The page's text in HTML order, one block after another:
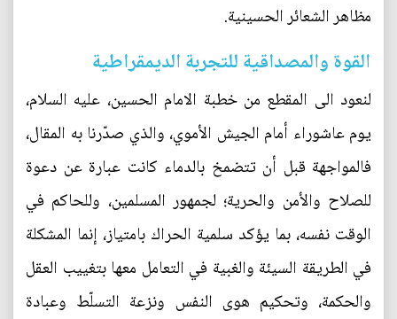
مظاهر الشعائر الحسينية.
القوة والمصداقية للتجربة الديمقراطية
لنعود الى المقطع من خطبة الامام الحسين، عليه السلام،
يوم عاشوراء أمام الجيش الأموي، والذي صدّرنا به المقال،
فالمواجهة قبل أن تتضمخ بالدماء كانت عبارة عن دعوة
للصلاح والأمن والحرية؛ لجمهور المسلمين، وللحاكم في
الوقت نفسه، بما يؤكد سلمية الحراك بامتياز، إنما المشكلة
في الطريقة السيئة والغبية في التعامل معها بتغييب العقل
والحكمة، وتحكيم هوى النفس ونزعة التسلّط وعبادة